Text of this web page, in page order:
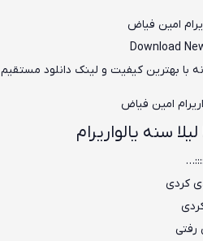
امین فیاض
Download
با بهترین کیفیت و لینک دانلود مستقیم
سنه یالواریرام
کردی
رفتی